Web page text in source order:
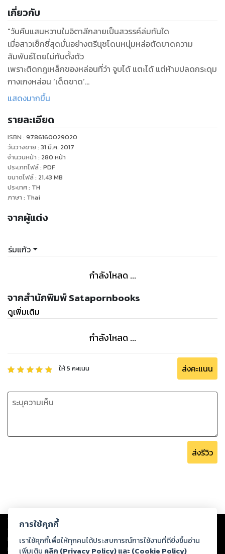
เกี่ยวกับ
"วันคืนแสนหวานในอิตาลีกลายเป็นสวรรค์ล่มทันใด
เมื่อสาวเซ็กซี่สุดมั่นอย่างตรีนุชโดนหนุ่มหล่อตัดขาดความ
สัมพันธ์โดยไม่ทันตั้งตัว
เพราะติดกฎเหล็กของหล่อนที่ว่า จูบได้ แตะได้ แต่ห้ามปลดกระดุม
กางเกงหล่อน ‘เด็ดขาด’
เอาซี่! หล่อนไม่แคร์หรอก
ตามต้อยๆ แล้ว
ว่าแล้วตรีนุชก็แพ็กกระเป๋า เตรียมเดินทางท่องยุโรปกับเอราและ
ลิลเนตร แก๊งเพื่อนสาวสุดซี้จากเมืองไทย
นัยหนึ่งเพื่อปลอบใจลิลเนตร ซึ่งเพิ่งเลิกรากับสามีและอยู่ในระยะ
บอบช้ำ
และอีกนัยหนึ่งซึ่งหล่อนไม่เคยบอกเพื่อน คือเพื่อปลอบใจตัวเอง
จากอาการอกหัก
และหาหนุ่มสุดฮอตมาควง เย้ย ‘หมอนั่น’ ที่กล้าตัดรอนหล่อน
หล่อนช้ำใจตายหรอก!
ร่วมบินลัดฟ้าไปกับสามสาวสู่จุดหมายแรกของการเดินทาง
ดินแดนที่รุ่มรวยด้วยสถาปัตยกรรมเก่าแก่เปี่ยมมนตร์ขลัง
¡Bienvenido a España!...ยินดีต้อนรับสู่สเปน!
"
แสดงมากขึ้น
รายละเอียด
ISBN : 9786160029020
วันวางขาย : 31 มี.ค. 2017
จำนวนหน้า : 280 หน้า
ประเภทไฟล์: PDF
ขนาดไฟล์: 21.43 MB
ประเทศ: TH
ภาษา : Thai
จากผู้แต่ง
ร่มแก้ว
กำลังโหลด ...
จากสำนักพิมพ์ Satapornbooks
ดูเพิ่มเติม
กำลังโหลด ...
ให้5 คะแนน ส่งคะแนน
ส่งรีวิว
Copyright © 2026
ต่อผลงานหรือเนื้อหาใดที่อัปโหลดผ่านเว็บไซต์และปรากฏว่าละเมิดสิทธิใน
ทรัพย์สินทางปัญญาของบุคคลอื่นหรือขัดต่อกฎหมายและศีลธรรม ดังนั้น ผู้อ่าน
ทุกท่านโปรดใช้วิจารณญาณในการกลั่นกรองด้วยตนเอง และหากท่านพบว่าส่วน
การใช้คุกกี้
เราใช้คุกกี้เพื่อให้ทุกคนได้ประสบการณ์การใช้งานที่ดียิ่งขึ้นอ่าน
เพิ่มเติม คลิก (Privacy Policy) และ (Cookie Policy)